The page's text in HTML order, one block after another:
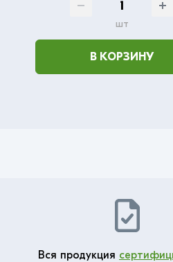
шт
В КОРЗИНУ
Вся продукция